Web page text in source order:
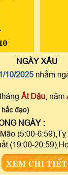
NGÀYXẤU
10/2025 nhằm
, tháng Ất Dậu , năm
đạo)
NGÀY :
(5:00-
(19:00-
XEM CHI TIẾT